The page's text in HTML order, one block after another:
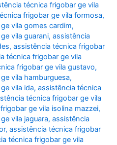
técnica frigobar ge vila
frigobar ge vila formosa,
vila gomes cardim,
vila guarani,assistência
,assistência técnica frigobar
técnica frigobar ge vila
frigobar ge vila gustavo,
vila hamburguesa,
vila ida,assistência técnica
técnica frigobar ge vila
ge vila isolina mazzei,
vila jaguara,assistência
,assistência técnica frigobar
técnica frigobar ge vila